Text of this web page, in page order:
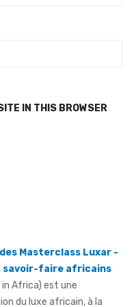
IN THIS BROWSER
Masterclass Luxar -
Africa) est une
du luxe africain, à la